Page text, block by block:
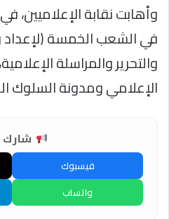
وأهابت نقابة الإعلاميين،
في الشعب الخمسة (لإعداد
والتحرير والمراسلة
الإعلامي ومدونة السلوك
شارك
فيسبوك
واتساب